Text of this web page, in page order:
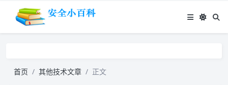
首页 其他技术文章 正文